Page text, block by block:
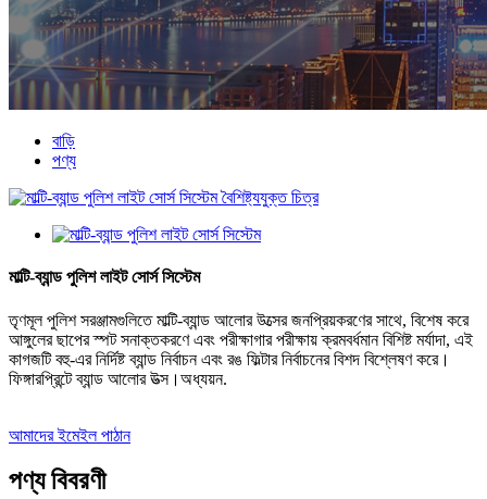
বাড়ি
পণ্য
মাল্টি-ব্যান্ড পুলিশ লাইট সোর্স সিস্টেম
তৃণমূল পুলিশ সরঞ্জামগুলিতে মাল্টি-ব্যান্ড আলোর উত্সের জনপ্রিয়করণের সাথে, বিশেষ করে
আঙ্গুলের ছাপের স্পট সনাক্তকরণে এবং পরীক্ষাগার পরীক্ষায় ক্রমবর্ধমান বিশিষ্ট মর্যাদা, এই
কাগজটি বহু-এর নির্দিষ্ট ব্যান্ড নির্বাচন এবং রঙ ফিল্টার নির্বাচনের বিশদ বিশ্লেষণ করে।
ফিঙ্গারপ্রিন্টে ব্যান্ড আলোর উত্স।অধ্যয়ন.
আমাদের ইমেইল পাঠান
পণ্য বিবরণী